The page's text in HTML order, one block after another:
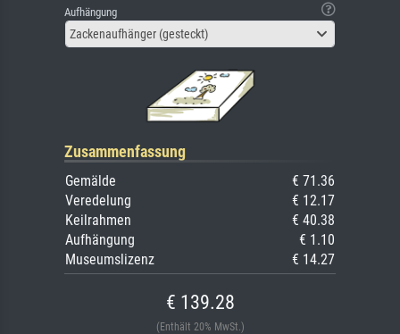
Aufhängung
Zackenaufhänger (gesteckt)
Zusammenfassung
Gemälde
€ 71.36
Veredelung
€ 12.17
Keilrahmen
€ 40.38
Aufhängung
€ 1.10
Museumslizenz
€ 14.27
€ 139.28
(Enthält 20% MwSt.)